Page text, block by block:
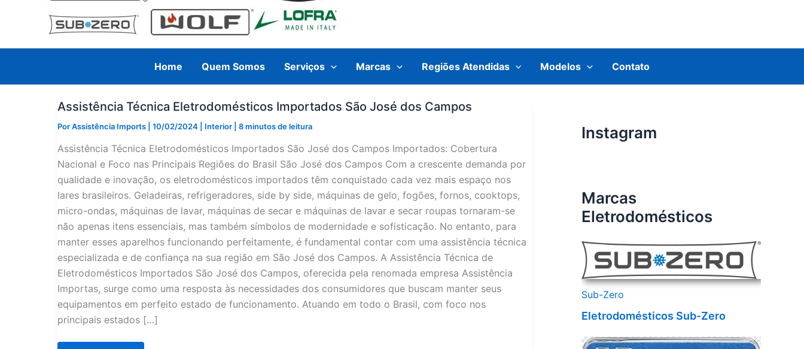
Home Quem Somos Serviços Marcas Regiões Atendidas Modelos Contato
Assistência Técnica Eletrodomésticos Importados São José dos Campos
PorAssistência Imports 10/02/2024 Interior 8 minutos de leitura
Assistência Técnica Eletrodomésticos Importados São José dos Campos Importados: Cobertura
Nacional e Foco nas Principais Regiões do Brasil São José dos Campos Com a crescente demanda por
qualidade e inovação, os eletrodomésticos importados têm conquistado cada vez mais espaço nos
lares brasileiros. Geladeiras, refrigeradores, side by side, máquinas de gelo, fogões, fornos, cooktops,
micro-ondas, máquinas de lavar, máquinas de secar e máquinas de lavar e secar roupas tornaram-se
não apenas itens essenciais, mas também símbolos de modernidade e sofisticação. No entanto, para
manter esses aparelhos funcionando perfeitamente, é fundamental contar com uma assistência técnica
especializada e de confiança na sua região em São José dos Campos. A Assistência Técnica de
Eletrodomésticos Importados São José dos Campos, oferecida pela renomada empresa Assistência
Importas, surge como uma resposta às necessidades dos consumidores que buscam manter seus
equipamentos em perfeito estado de funcionamento. Atuando em todo o Brasil, com foco nos
principais estados […]
Instagram
Marcas
Eletrodomésticos
Sub-Zero
Eletrodomésticos Sub-Zero